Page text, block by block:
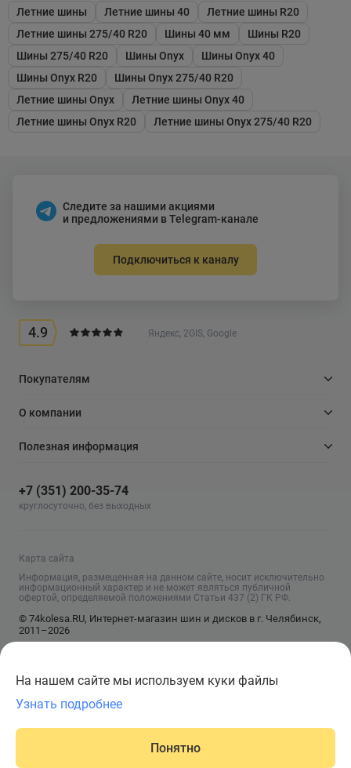
Сообщить о поступлении
Летние шины Летние шины 40
Летние шины R20
Летние шины 275/40 R20
Шины 40 мм
Шины R20
Шины 275/40 R20
Шины Onyx
Шины Onyx 40
Шины Onyx R20
Шины Onyx 275/40 R20
Летние шины Onyx
Летние шины Onyx 40
Летние шины Onyx R20
Летние шины Onyx 275/40 R20
Следите за нашими акциями
и предложениями в Telegram-канале
Подключиться к каналу
4.9 Яндекс, 2GIS, Google
Покупателям
О компании
Полезная информация
+7 (351) 200-35-74
круглосуточно, без выходных
Карта сайта
Информация, размещенная на данном сайте, носит исключительно
информационный характер и не может являться публичной
офертой, определяемой положениями Статьи 437 (2) ГК РФ.
© 74kolesa.RU, Интернет-магазин шин и дисков в г. Челябинск,
2011–2026
На нашем сайте мы используем куки файлы
Узнать подробнее
Понятно